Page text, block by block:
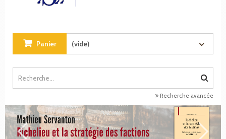
Panier (vide)
Recherche avancée